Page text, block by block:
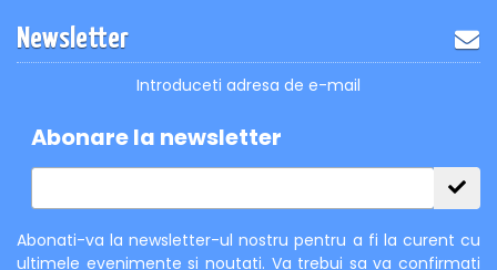
Newsletter
Introduceti adresa de e-mail
Abonare la newsletter
Abonati-va la newsletter-ul nostru pentru a fi la curent cu
ultimele evenimente si noutati. Va trebui sa va confirmati